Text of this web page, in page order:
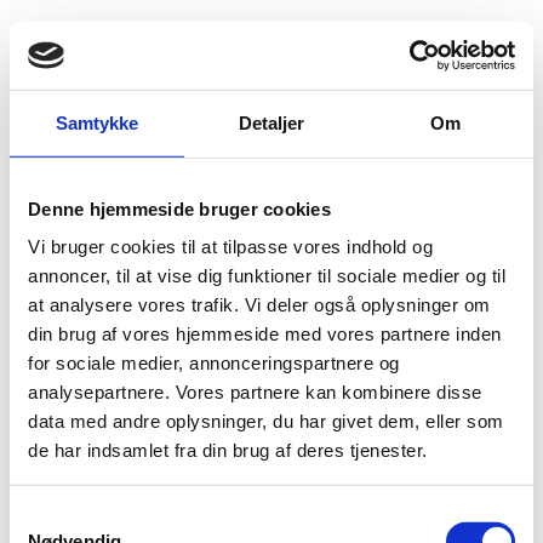
Samtykke Detaljer Om
Denne hjemmeside bruger cookies
Vi bruger cookies til at tilpasse vores indhold og
annoncer, til at vise dig funktioner til sociale medier og til
at analysere vores trafik. Vi deler også oplysninger om
din brug af vores hjemmeside med vores partnere inden
for sociale medier, annonceringspartnere og
analysepartnere. Vores partnere kan kombinere disse
data med andre oplysninger, du har givet dem, eller som
de har indsamlet fra din brug af deres tjenester.
Gå til forsiden Fold søgefelt ud
Menu
Flygtningenævnet Baggrundsmateriale Afghanistan 1734
Afghanistan – Populations at Risk – Internation
Coalition for the Responsibility to Protect
16.03.2026 Bilag 1734
Global Centre for the Responsibility to Protect (GCR2P)Afghanistan (I)
Indeholder oplysninger om forholdene forkvinderogpiger,etniske
minoriteter, herunderhazaraer, samtjournalister,personer med
forbindelser til den tidligere regering,tilbagevendteog
menneskerettighedsforkæmpere. Indeholder videre oplysninger om
anvendelse af offentlig afstraffelse og tortur samt den generelle humanitære
situation. Endelig er der oplysninger omISKPog konflikten med